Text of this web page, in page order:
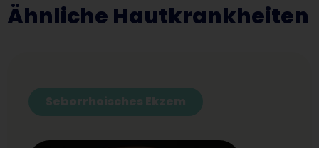
Ähnliche Hautkrankheiten
Seborrhoisches Ekzem